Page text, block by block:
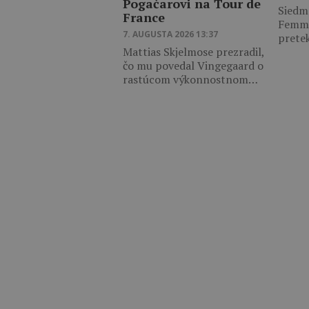
France
7. AUGUSTA 2026 13:37
Mattias Skjelmose prezradil,
čo mu povedal Vingegaard o
rastúcom výkonnostnom…